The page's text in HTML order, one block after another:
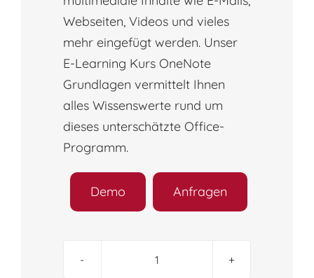
Webseiten, Videos und vieles
mehr eingefügt werden. Unser
E-Learning Kurs OneNote
Grundlagen vermittelt Ihnen
alles Wissenswerte rund um
dieses unterschätzte Office-
Programm.
Demo Anfragen
OneNote